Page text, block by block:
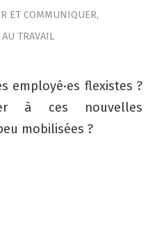
ET COMMUNIQUER,
TRAVAIL
employé·es flexistes ?
à ces nouvelles
mobilisées ?